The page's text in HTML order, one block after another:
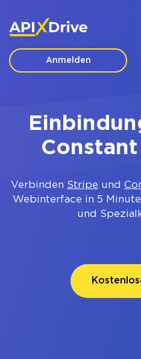
Anmelden
Verbinden Stripe und
Webinterface in 5
und